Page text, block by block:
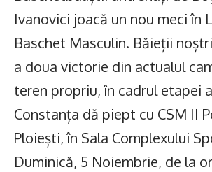
Ivanovici joacă un nou meci în
Baschet Masculin. Băieții
a doua victorie din actualul
teren propriu, în cadrul etapei
Constanța dă piept cu CSM II
Ploiești, în Sala Complexului
Duminică, 5 Noiembrie, de la